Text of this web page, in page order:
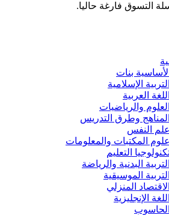
التسوق فارغة حاليا.
بنات
الإسلامية
العربية
والرياضيات
وطرق التدريس
النفس
المكتبات والمعلومات
التعليم
البدنية والرياضة
الموسيقية
المنزلي
الإنجليزية